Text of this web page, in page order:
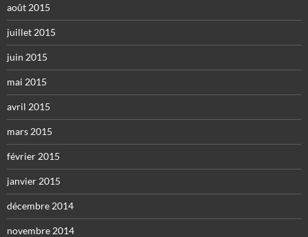
août 2015
juillet 2015
juin 2015
mai 2015
avril 2015
mars 2015
février 2015
janvier 2015
décembre 2014
novembre 2014